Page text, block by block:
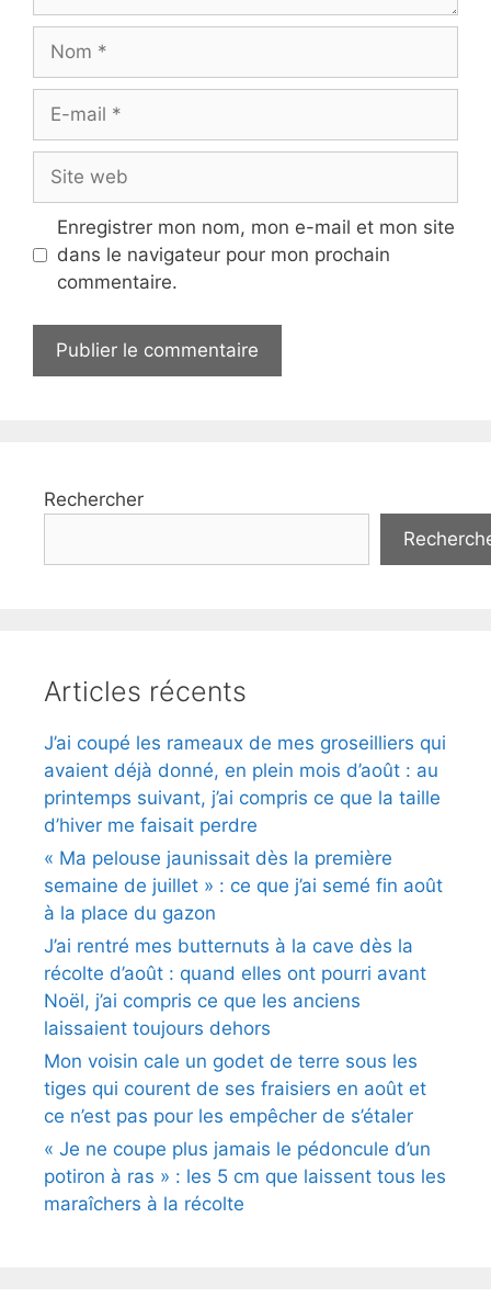
Nom
Site
web
Enregistrer mon nom, mon e-mail et mon site
dans le navigateur pour mon prochain
commentaire.
Rechercher
Articles récents
J’ai coupé les rameaux de mes groseilliers qui
avaient déjà donné, en plein mois d’août : au
printemps suivant, j’ai compris ce que la taille
d’hiver me faisait perdre
« Ma pelouse jaunissait dès la première
semaine de juillet » : ce que j’ai semé fin août
à la place du gazon
J’ai rentré mes butternuts à la cave dès la
récolte d’août : quand elles ont pourri avant
Noël, j’ai compris ce que les anciens
laissaient toujours dehors
Mon voisin cale un godet de terre sous les
tiges qui courent de ses fraisiers en août et
ce n’est pas pour les empêcher de s’étaler
« Je ne coupe plus jamais le pédoncule d’un
potiron à ras » : les 5 cm que laissent tous les
maraîchers à la récolte